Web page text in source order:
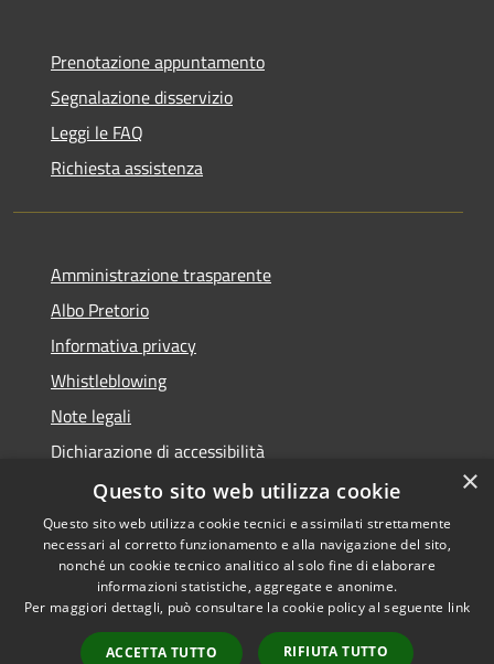
Prenotazione appuntamento
Segnalazione disservizio
Leggi le FAQ
Richiesta assistenza
Amministrazione trasparente
Albo Pretorio
Informativa privacy
Whistleblowing
Note legali
Dichiarazione di accessibilità
Feedback accessibilità
RSS
Accessibilità
Copyright © 2026 • Comune di
Municipium• Accesso
×
Questo sito web utilizza cookie
Questo sito web utilizza cookie tecnici e assimilati strettamente
necessari al corretto funzionamento e alla navigazione del sito,
nonché un cookie tecnico analitico al solo fine di elaborare
informazioni statistiche, aggregate e anonime.
Per maggiori dettagli, può consultare la cookie policy al seguente link
ACCETTA TUTTO RIFIUTA TUTTO